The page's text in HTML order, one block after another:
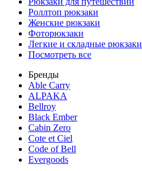
Роллтоп рюкзаки
Женские рюкзаки
Фоторюкзаки
Легкие и складные рюкзаки
Посмотреть все
Бренды
Able Carry
ALPAKA
Bellroy
Black Ember
Cabin Zero
Cote et Ciel
Code of Bell
Evergoods